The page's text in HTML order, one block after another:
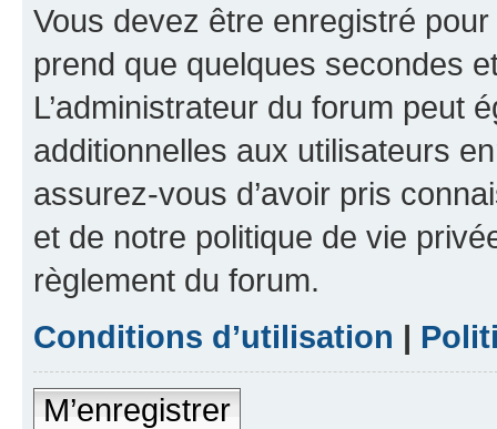
Vous devez être enregistré
prend que quelques secondes
L’administrateur du forum peut
additionnelles aux utilisateurs
assurez-vous d’avoir pris
et de notre politique de vie
règlement du forum.
Conditions d’utilisation |
M’enregistrer